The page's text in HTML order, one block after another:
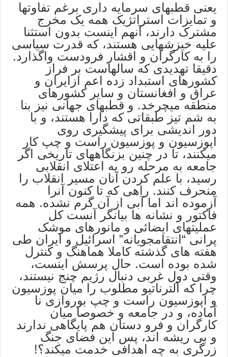
یعنی قطبهای سرمایه داری برغم تفاوتها
و تمایزات استراتژیک همه یک مخرج
مشترک دارند، آنهم اینست بدون استثنا
علیه خیزشهایی هستند، که قدرت سیاسی
را به کارگران و اقشار فرودست واگذارد.
دقیقا تهدیدی که سالهاست بر فراز
کشورهای استبداد زده اعم ازایران و
عراق و افغانستان و سایر کشورهای
منطقه میچرخد. و قطبهای جهانی نیز بنا
به شم تیز طبقاتی که دارا هستند، و با
دور اندیشی برای پیشگیری روی
اپوزسیون و پوزسیون راست و چپ کار
میکنند، تا در چنین بزنگاههای تاریخی اگر
جامعه به مرحله رو به اعتلای انقلابی
رسید، با علم کردن آنان مسیر انقلاب را
منحرف کنند. راهی که تا کنون آنرا
آزموده اند اما آبی از آن گرم نشده. همه
فاکتور و نشانه ها بیانگر آنست کل
عملیتهای ایضائی و مانورهای موشک
پرانی “انتقامجویانه” اسرائیل و ایران طی
هفته های گذشته کاملا هماهنگ و کنترل
شده بوده است. حال پرسش اینست،
وقتی دول غربی دنبال رژیم چنج نیستند،
چرا که آلترناتیو مطلوب را میان پوزسیون
و اپوزسیون راست و چپ بوروازی نا
آماده، و در جامعه و خصوصا میان
کارگران و فرو دستان هم پایگاهی ندارند
و بی ریشه اند، پس این فضای جنگ
زرگری به چه اهدافی خدمت میکند؟!